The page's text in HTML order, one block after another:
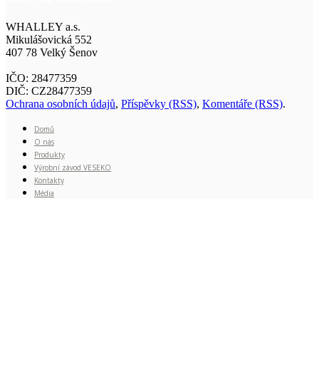
WHALLEY a.s.
Mikulášovická 552
407 78 Velký Šenov
IČO: 28477359
DIČ: CZ28477359
Ochrana osobních údajů, Příspěvky (RSS), Komentáře (RSS).
Domů
O nás
Produkty
Výrobní závod VESEKO
Kontakty
Média